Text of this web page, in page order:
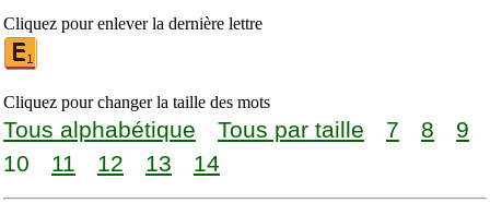
Cliquez pour enlever la dernière lettre
Cliquez pour changer la taille des mots
Tous alphabétique Tous par taille 7 8
9
10
11 12 13 14